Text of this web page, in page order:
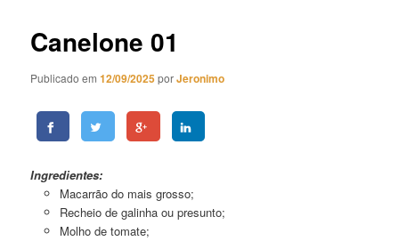
Canelone 01
Publicado em12/09/2025porJeronimo
Ingredientes:
Macarrão do mais grosso;
Recheio de galinha ou presunto;
Molho de tomate;